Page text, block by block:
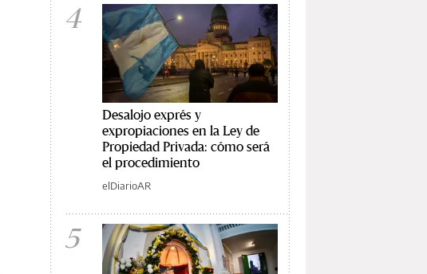
4
Desalojo exprés y
expropiaciones en la Ley de
Propiedad Privada: cómo será
el procedimiento
elDiarioAR
5